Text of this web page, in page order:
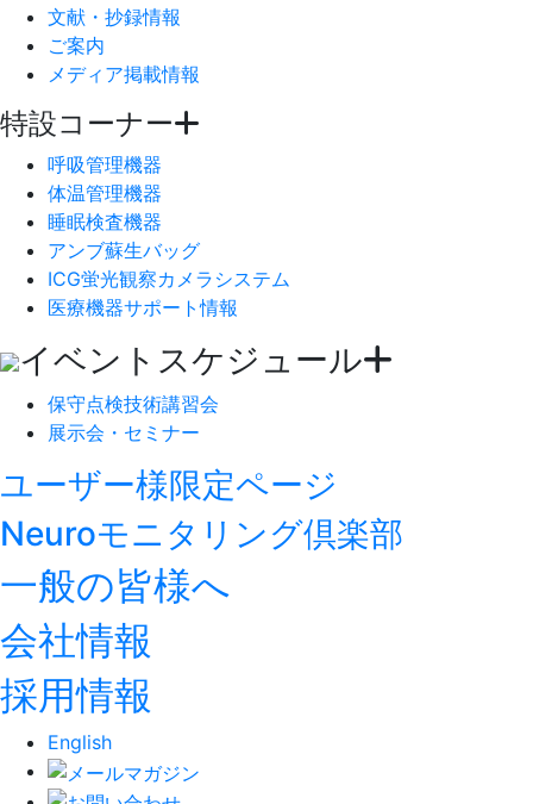
文献・抄録情報
ご案内
メディア掲載情報
特設コーナー
呼吸管理機器
体温管理機器
睡眠検査機器
アンブ蘇生バッグ
ICG蛍光観察カメラシステム
医療機器サポート情報
イベントスケジュール
保守点検技術講習会
展示会・セミナー
ユーザー様限定ページ
Neuroモニタリング倶楽部
一般の皆様へ
会社情報
採用情報
English